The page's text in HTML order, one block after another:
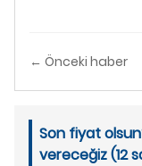
← Önceki haber
Son fiyat
vereceğiz (12